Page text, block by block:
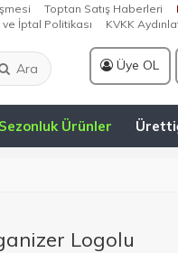
Toptan Satış Haberleri
KVKK
İptal Politikası
Ara Üye OL
Sezonluk Ürünler
Logolu